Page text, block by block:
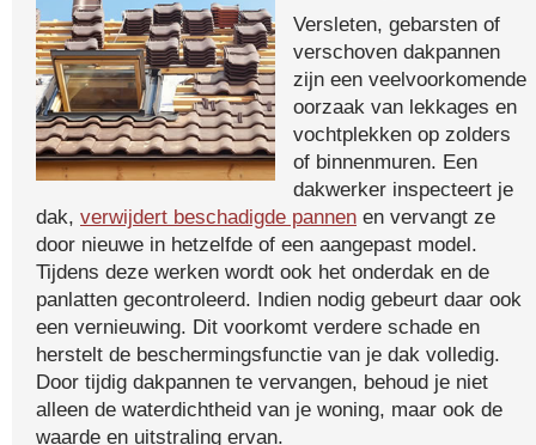
Versleten, gebarsten of
verschoven dakpannen
zijn een veelvoorkomende
oorzaak van lekkages en
vochtplekken op zolders
of binnenmuren. Een
dakwerker inspecteert je
dak, verwijdert beschadigde pannen en vervangt ze
door nieuwe in hetzelfde of een aangepast model.
Tijdens deze werken wordt ook het onderdak en de
panlatten gecontroleerd. Indien nodig gebeurt daar ook
een vernieuwing. Dit voorkomt verdere schade en
herstelt de beschermingsfunctie van je dak volledig.
Door tijdig dakpannen te vervangen, behoud je niet
alleen de waterdichtheid van je woning, maar ook de
waarde en uitstraling ervan.